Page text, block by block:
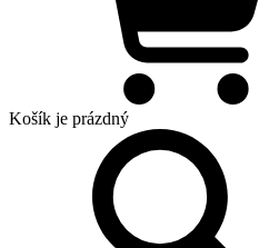
Košík je prázdný